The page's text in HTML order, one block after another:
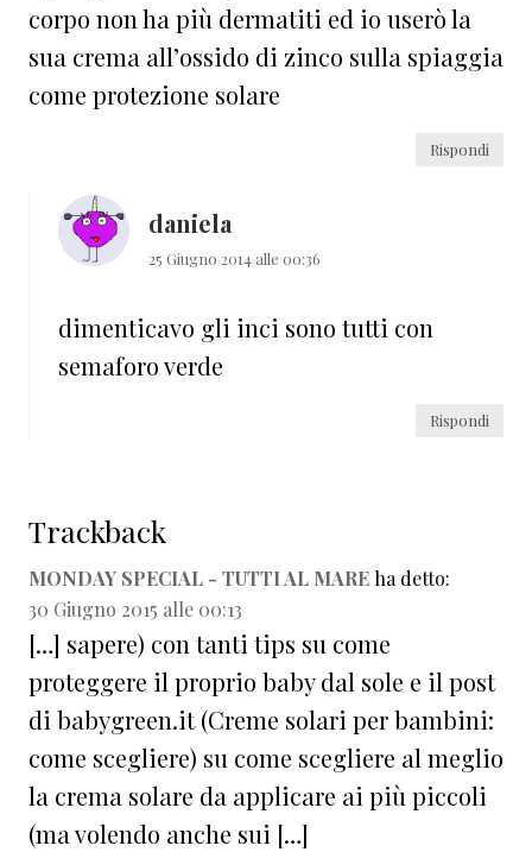
corpo non ha più dermatiti ed io userò la
sua crema all’ossido di zinco sulla spiaggia
come protezione solare
Rispondi
daniela
25 Giugno 2014 alle 00:36
dimenticavo gli inci sono tutti con
semaforo verde
Rispondi
Trackback
MONDAY SPECIAL - TUTTI AL MARE ha detto:
30 Giugno 2015 alle 00:13
[…] sapere) con tanti tips su come
proteggere il proprio baby dal sole e il post
di babygreen.it (Creme solari per bambini:
come scegliere) su come scegliere al meglio
la crema solare da applicare ai più piccoli
(ma volendo anche sui […]